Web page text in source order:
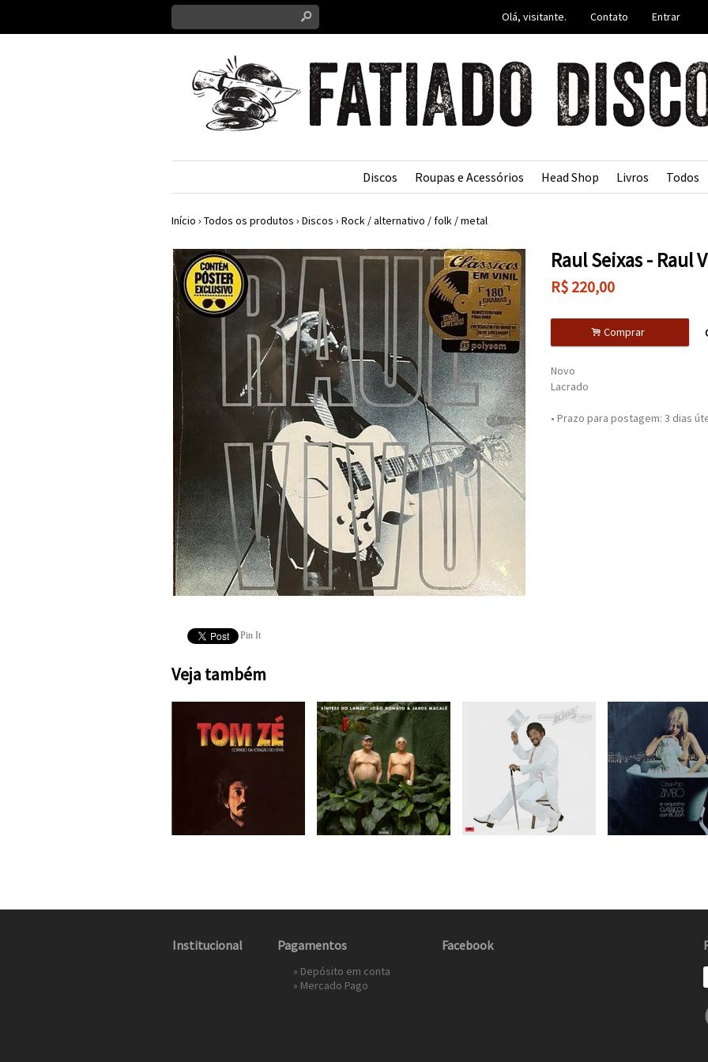
s Olá, visitante. Contato Entrar
Discos Roupas e Acessórios Head Shop Livros Todos
Início › Todos os produtos › Discos › Rock / alternativo / folk / metal
Pin It
Raul Seixas - Raul
R$ 220,00
. Comprar
Novo
Lacrado
• Prazo para postagem: 3 dias
Veja também
Institucional Pagamentos
» Depósito em conta
» Mercado Pago
Facebook